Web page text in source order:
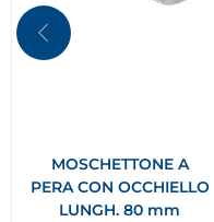
MOSCHETTONE A
PERA CON OCCHIELLO
LUNGH. 80 mm